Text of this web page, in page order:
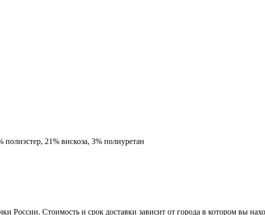
полиэстер, 21% вискоза, 3% полиуретан
России. Стоимость и срок доставки зависит от города в котором вы